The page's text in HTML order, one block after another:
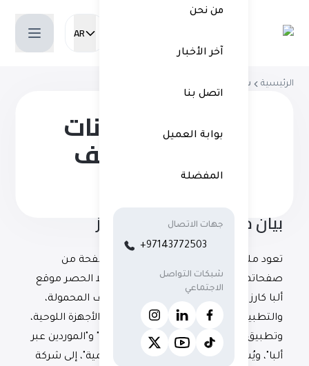
AR
Current language:
من نحن
آخر الأخبار
اتصل بنا
بوابة العميل
المفضلة
جهات الاتصال
+97143772503
شبكات التواصل
الاجتماعي
الرئيسية سياسة الخصوصية
خصوصية البيانات
وملفات تعريف
الارتباط
بيان خصوصية بيانات ألبا كارز
تعود ملكية هذه المنصة الرقمية، وكل صفحة من
صفحاتها، بما في ذلك على سبيل المثال لا الحصر موقع
ألبا كارز الإلكتروني، وموقع ألبا كارز للهواتف المحمولة،
والتطبيقات الخاصة بالأجهزة المحمولة والأجهزة اللوحية،
وتطبيق ألبا كارز، وخدمات "الوكلاء عبر ألبا" و"الموردين عبر
ألبا"، ويُشار إليها مجتمعة بـ"المنصة الرقمية"، إلى شركة